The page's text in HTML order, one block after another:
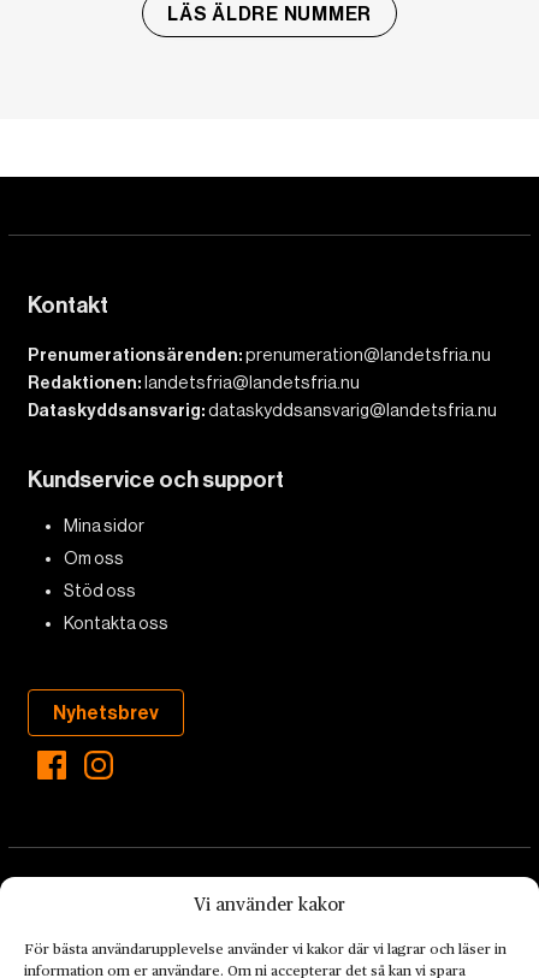
Vi använder kakor
För bästa användarupplevelse använder vi kakor där vi lagrar och läser in
information om er användare. Om ni accepterar det så kan vi spara
LÄS ÄLDRE NUMMER
Kontakt
Prenumerationsärenden:prenumeration@landetsfria.nu
Redaktionen: landetsfria@landetsfria.nu
Dataskyddsansvarig:dataskyddsansvarig@landetsfria.nu
Kundservice och support
Mina sidor
Om oss
Stöd oss
Kontakta oss
Nyhetsbrev